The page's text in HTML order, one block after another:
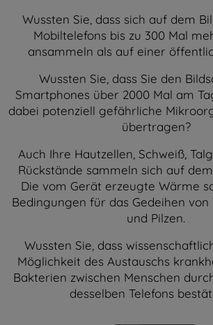
Wussten Sie, dass sich auf dem
Mobiltelefons bis zu 300 Mal
ansammeln als auf einer
Wussten Sie, dass Sie den
Smartphones über 2000 Mal am
dabei potenziell gefährliche
übertragen?
Auch Ihre Hautzellen, Schweiß,
Rückstände sammeln sich auf
Die vom Gerät erzeugte Wärme
Bedingungen für das Gedeihen von
und Pilzen.
Wussten Sie, dass
Möglichkeit des Austauschs
Bakterien zwischen Menschen
desselben Telefons